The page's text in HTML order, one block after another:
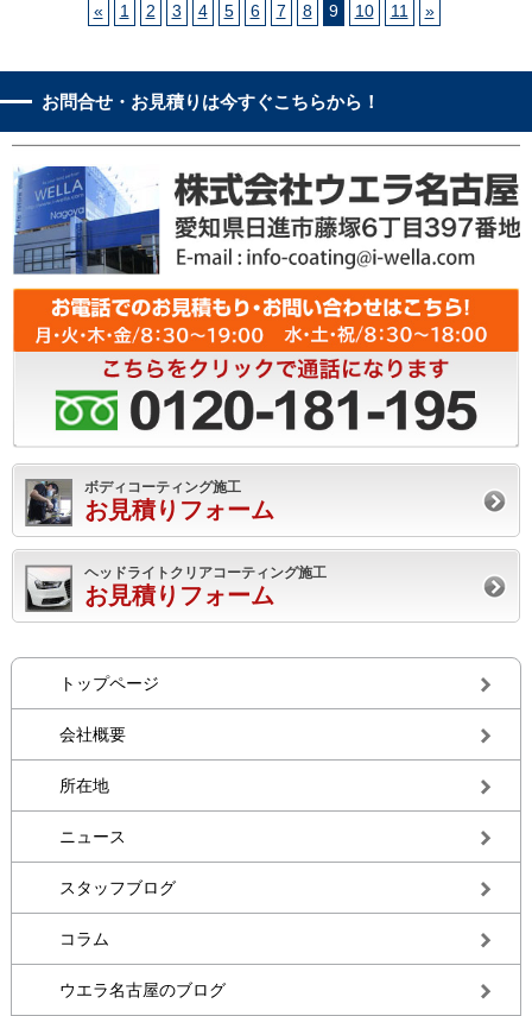
« 1 2 3 4 5 6 7 8 9 10 11 »
お問合せ・お見積りは今すぐこちらから！
ボディコーティング施工
お見積りフォーム
ヘッドライトクリアコーティング施工
お見積りフォーム
トップページ
会社概要
所在地
ニュース
スタッフブログ
コラム
ウエラ名古屋のブログ